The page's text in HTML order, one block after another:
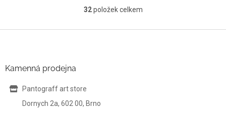
O
l
32položek celkem
Kamenná prodejna
Pantograff art store
Dornych 2a, 602 00, Brno